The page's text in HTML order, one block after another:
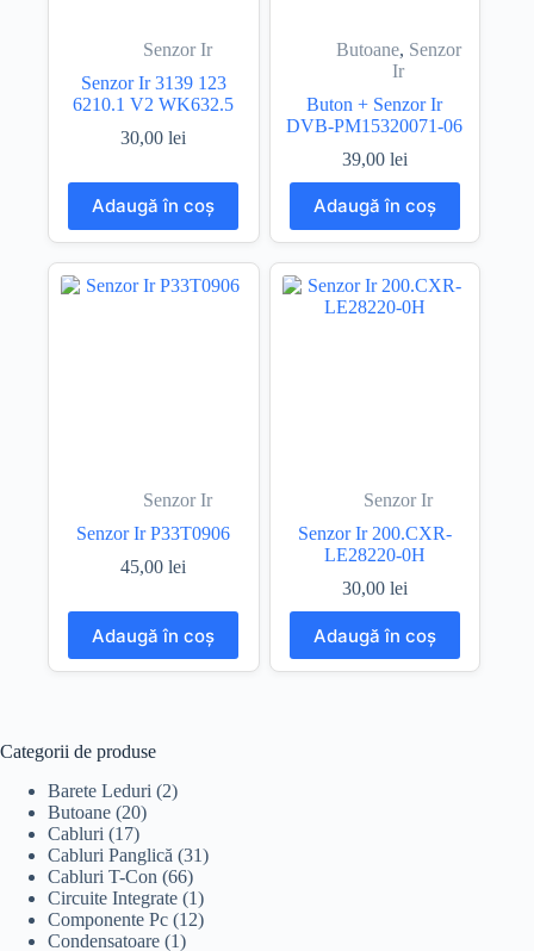
Senzor Ir
Senzor Ir 3139 123
6210.1 V2 WK632.5
30,00lei
Adaugă în coș
Butoane, Senzor
Ir
Buton + Senzor Ir
DVB-PM15320071-06
39,00 lei
Adaugă în coș
Senzor Ir
Senzor Ir P33T0906
45,00lei
Adaugă în coș
Senzor Ir
Senzor Ir 200.CXR-
LE28220-0H
30,00 lei
Adaugă în coș
Categorii de produse
Barete Leduri (2)
Butoane (20)
Cabluri (17)
Cabluri Panglică (31)
Cabluri T-Con (66)
Circuite Integrate (1)
Componente Pc (12)
Condensatoare (1)